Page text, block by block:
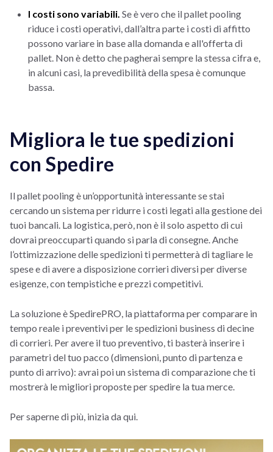
I costi sono variabili. Se è vero che il pallet pooling
riduce i costi operativi, dall’altra parte i costi di affitto
possono variare in base alla domanda e all'offerta di
pallet. Non è detto che pagherai sempre la stessa cifra e,
in alcuni casi, la prevedibilità della spesa è comunque
bassa.
Migliora le tue spedizioni
con Spedire
Il pallet pooling è un’opportunità interessante se stai
cercando un sistema per ridurre i costi legati alla gestione dei
tuoi bancali. La logistica, però, non è il solo aspetto di cui
dovrai preoccuparti quando si parla di consegne. Anche
l’ottimizzazione delle spedizioni ti permetterà di tagliare le
spese e di avere a disposizione corrieri diversi per diverse
esigenze, con tempistiche e prezzi competitivi.
La soluzione è SpedirePRO, la piattaforma per comparare in
tempo reale i preventivi per le spedizioni business di decine
di corrieri. Per avere il tuo preventivo, ti basterà inserire i
parametri del tuo pacco (dimensioni, punto di partenza e
punto di arrivo): avrai poi un sistema di comparazione che ti
mostrerà le migliori proposte per spedire la tua merce.
Per saperne di più, inizia da qui.